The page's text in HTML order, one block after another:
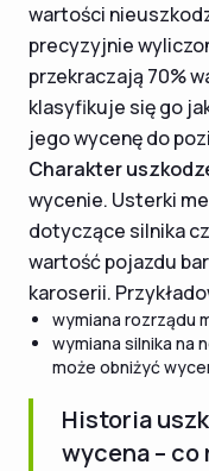
wartości
precyzyjnie
przekraczają 70%
klasyfikuje się go
jego wycenę do
Charakter
wycenie. Usterki
dotyczące silnika
wartość pojazdu
karoserii.
wymiana rozrządu
wymiana silnika na
może obniżyć
Historia
wycena –